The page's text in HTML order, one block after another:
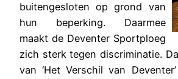
buitengesloten op grond van
hun beperking. Daarmee
maakt de Deventer Sportploeg
zich sterk tegen discriminatie.
van ‘Het Verschil van